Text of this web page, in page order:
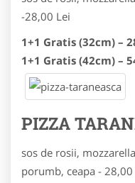
-28,00 Lei
1+1 Gratis (32cm) –
1+1 Gratis (42cm) –
PIZZA
sos de rosii,
porumb, ceapa - 28,00